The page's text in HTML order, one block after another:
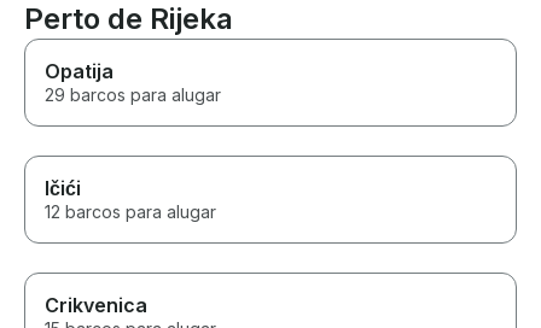
Perto de Rijeka
Opatija
29 barcos para alugar
Ičići
12 barcos para alugar
Crikvenica